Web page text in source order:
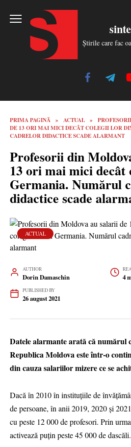
Știrile care fac
PRIMA PAGINĂ » ACTUAL »
DE 13 ORI MAI MICI DECÂT COLEGII LOR
CADRELOR DIDACTICE SCADE ALARMANT
Profesorii din
13 ori mai mici
Germania. Numărul
didactice scade
ACTUAL
AUTHOR
Dorin Damaschin 4
PUBLISHED BY
26 august 2021
Datele alarmante arată că numărul
Republica Moldova este într-o
din cauza salariilor mizere ce se
Dacă în 2010 în instituțiile de
de persoane, în anii 2019, 2020 și
cu peste 12 000 de profesori. Prin
activează puțin peste 45 000 de dascăli.